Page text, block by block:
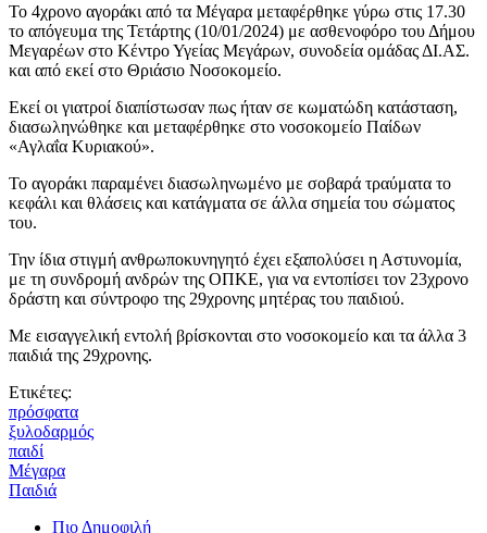
Το 4χρονο αγοράκι από τα Μέγαρα μεταφέρθηκε γύρω στις 17.30
το απόγευμα της Τετάρτης (10/01/2024) με ασθενοφόρο του Δήμου
Μεγαρέων στο Κέντρο Υγείας Μεγάρων, συνοδεία ομάδας ΔΙ.ΑΣ.
και από εκεί στο Θριάσιο Νοσοκομείο.
Εκεί οι γιατροί διαπίστωσαν πως ήταν σε κωματώδη κατάσταση,
διασωληνώθηκε και μεταφέρθηκε στο νοσοκομείο Παίδων
«Αγλαΐα Κυριακού».
Το αγοράκι παραμένει διασωληνωμένο με σοβαρά τραύματα το
κεφάλι και θλάσεις και κατάγματα σε άλλα σημεία του σώματος
του.
Την ίδια στιγμή ανθρωποκυνηγητό έχει εξαπολύσει η Αστυνομία,
με τη συνδρομή ανδρών της ΟΠΚΕ, για να εντοπίσει τον 23χρονο
δράστη και σύντροφο της 29χρονης μητέρας του παιδιού.
Με εισαγγελική εντολή βρίσκονται στο νοσοκομείο και τα άλλα 3
παιδιά της 29χρονης.
Ετικέτες:
πρόσφατα
ξυλοδαρμός
παιδί
Μέγαρα
Παιδιά
Πιο Δημοφιλή